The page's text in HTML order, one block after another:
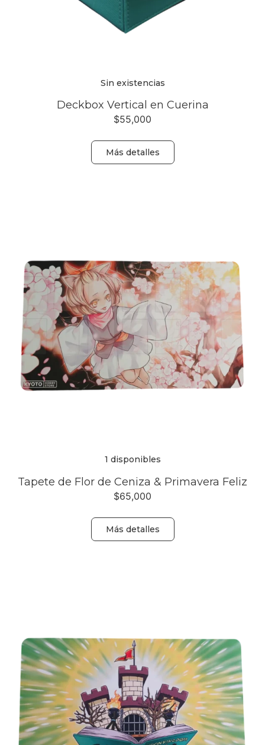
Sin existencias
Deckbox Vertical en Cuerina
$55,000
Más detalles
1 disponibles
Tapete de Flor de Ceniza & Primavera Feliz
$65,000
Más detalles